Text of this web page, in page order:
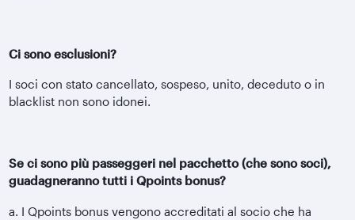
Ci sono esclusioni?
I soci con stato cancellato, sospeso, unito, deceduto o in
blacklist non sono idonei.
Se ci sono più passeggeri nel pacchetto (che sono soci),
guadagneranno tutti i Qpoints bonus?
a. I Qpoints bonus vengono accreditati al socio che ha